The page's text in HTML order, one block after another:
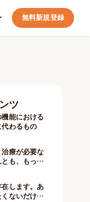
無料新規登録
ツ
能における
わるもの
療が必要な
も、もっと
必要なので
します。あ
ないだけな